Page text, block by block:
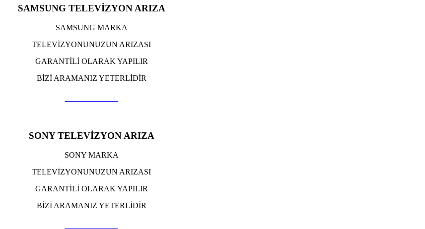
SAMSUNG TELEVİZYON ARIZA
SAMSUNG MARKA
TELEVİZYONUNUZUN ARIZASI
GARANTİLİ OLARAK YAPILIR
BİZİ ARAMANIZ YETERLİDİR
SONY TELEVİZYON ARIZA
SONY MARKA
TELEVİZYONUNUZUN ARIZASI
GARANTİLİ OLARAK YAPILIR
BİZİ ARAMANIZ YETERLİDİR